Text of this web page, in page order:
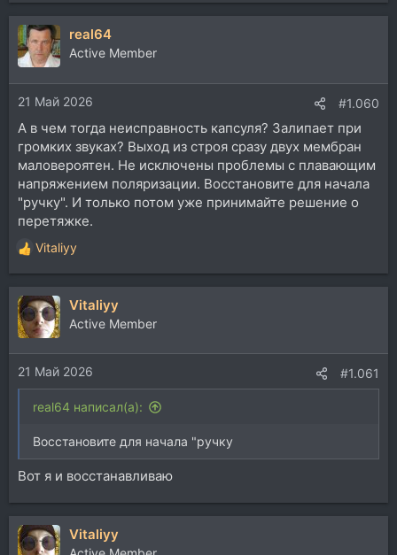
real64
Active Member
21 Май 2026 #1.060
А в чем тогда неисправность капсуля? Залипает при
громких звуках? Выход из строя сразу двух мембран
маловероятен. Не исключены проблемы с плавающим
напряжением поляризации. Восстановите для начала
"ручку". И только потом уже принимайте решение о
перетяжке.
Р
е
а
к
ц
и
и
:
Vitaliyy
Vitaliyy
Active Member
21 Май 2026 #1.061
real64 написал(а):
Восстановите для начала "ручку
Вот я и восстанавливаю
Vitaliyy